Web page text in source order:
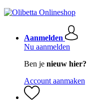
Aanmelden
Nu aanmelden
Ben je nieuw hier?
Account aanmaken